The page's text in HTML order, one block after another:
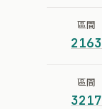
區間
2163
區間
3217